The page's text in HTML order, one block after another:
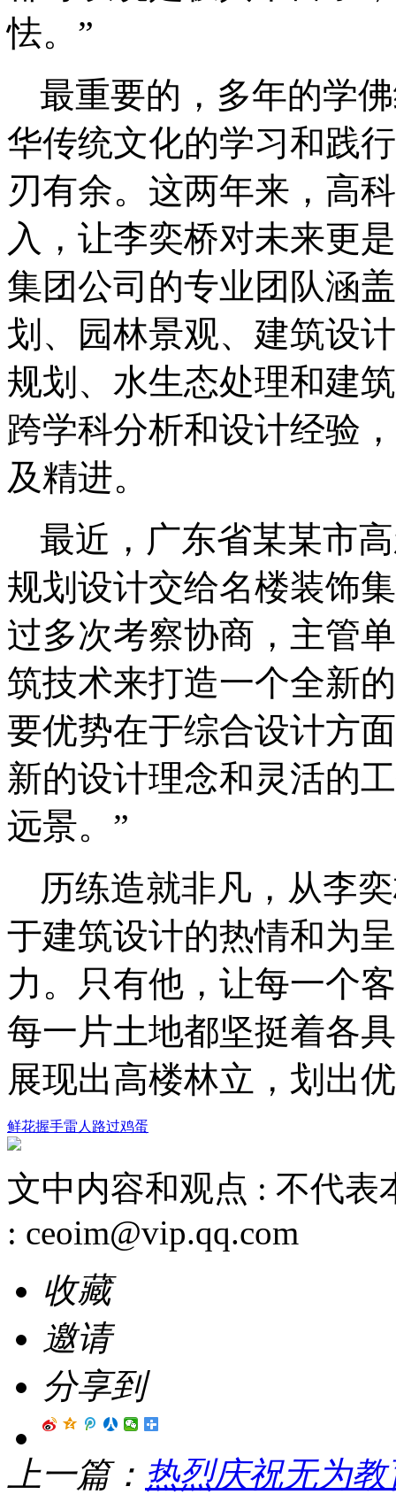
怯。”
最重要的，多年的学
华传统文化的学习和践
刃有余。这两年来，高
入，让李奕桥对未来更
集团公司的专业团队涵
划、园林景观、建筑设
规划、水生态处理和建
跨学科分析和设计经验
及精进。
最近，广东省某某市
规划设计交给名楼装饰
过多次考察协商，主管
筑技术来打造一个全新
要优势在于综合设计方
新的设计理念和灵活的
远景。”
历练造就非凡，从李
于建筑设计的热情和为
力。只有他，让每一个
每一片土地都坚挺着各
展现出高楼林立，划出
鲜花握手雷人 路过鸡蛋
文中内容和观点 : 不代表
: ceoim@vip.qq.com
收藏
邀请
分享到
上一篇： 热烈庆祝无为